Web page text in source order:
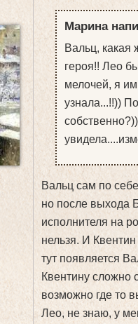
Марина
Вальц, какая
героя!! Лео
мелочей, я
узнала...!!))
Вальц сам по
но после выхода
исполнителя на
нельзя. И
тут появляется
Квентину сложно
возможно где то
Лео, не знаю, у